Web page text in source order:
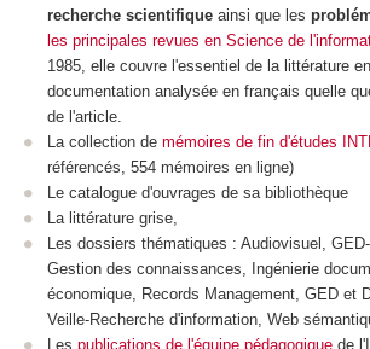
recherche scientifique ainsi que les
les principales revues en Science de
1985, elle couvre l'essentiel de la littérature
documentation analysée en français quelle
de l'article.
La collection de mémoires de fin d'études
référencés, 554 mémoires en ligne)
Le catalogue d'ouvrages de sa bibliothèque
La littérature grise,
Les dossiers thématiques : Audiovisuel,
Gestion des connaissances, Ingénierie
économique, Records Management, GED et
Veille-Recherche d'information, Web
Les publications de l'équipe pédagogique de